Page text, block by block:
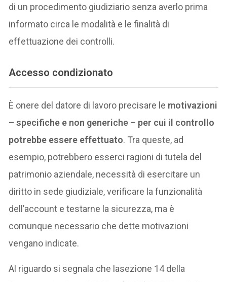
di un procedimento giudiziario senza averlo prima
informato circa le modalità e le finalità di
effettuazione dei controlli.
Accesso condizionato
È onere del datore di lavoro precisare le motivazioni
– specifiche e non generiche – per cui il controllo
potrebbe essere effettuato. Tra queste, ad
esempio, potrebbero esserci ragioni di tutela del
patrimonio aziendale, necessità di esercitare un
diritto in sede giudiziale, verificare la funzionalità
dell’account e testarne la sicurezza, ma è
comunque necessario che dette motivazioni
vengano indicate.
Al riguardo si segnala che lasezione 14 della